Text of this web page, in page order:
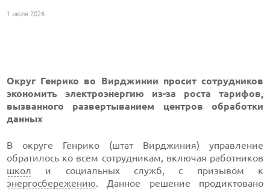
1 июля 2026
Округ Генрико во Вирджинии просит сотрудников
экономить электроэнергию из-за роста тарифов,
вызванного развертыванием центров обработки
данных
В округе Генрико (штат Вирджиния) управление
обратилось ко всем сотрудникам, включая работников
школ и социальных служб, с призывом к
энергосбережению. Данное решение продиктовано